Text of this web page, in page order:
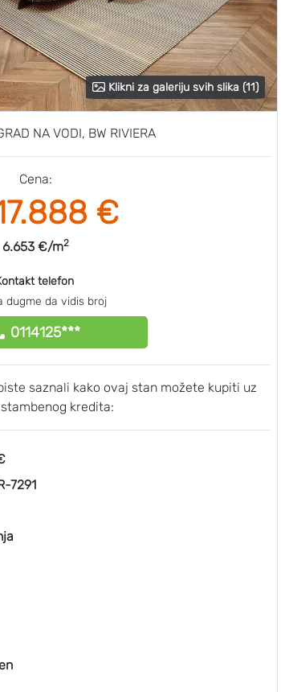
Klikni za galeriju svih slika (11)
NA VODI, BW RIVIERA
Cena:
€
6.653 €/m2
telefon
dugme da vidis broj
0114125***
saznali kako ovaj stan možete kupiti uz
kredita:
7291